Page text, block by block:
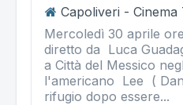
Capoliveri - Cinema
Mercoledì 30 aprile
diretto da Luca
a Città del Messico
l'americano Lee (
rifugio dopo essere...